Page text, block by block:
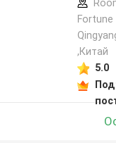
Fortune
,Китай
5.0